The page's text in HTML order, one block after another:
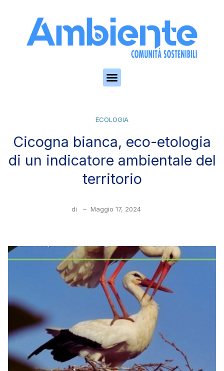
ECOLOGIA
Cicogna bianca, eco-etologia
di un indicatore ambientale del
territorio
di – Maggio 17, 2024